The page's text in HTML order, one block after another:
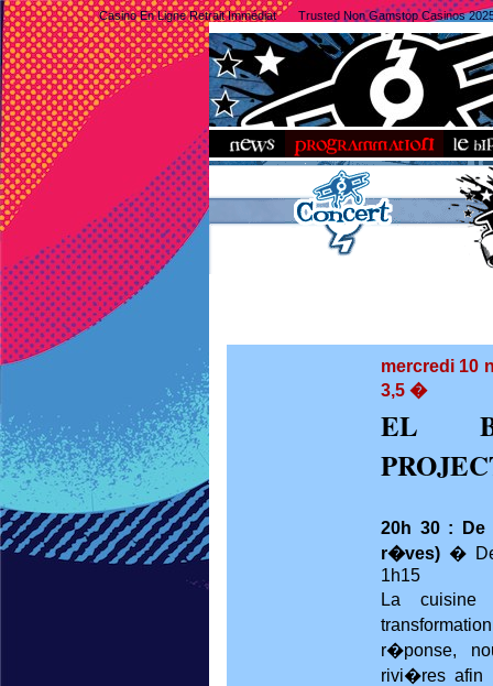
Casino En Ligne Retrait Immédiat Trusted Non Gamstop Casinos
mercredi 10
3,5 �
EL
20h 30 : De
r�ves) �
1h15
La
r�ponse,
rivi�res afin